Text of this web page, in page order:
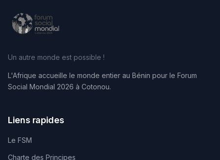
Un autre monde est possible !
L'Afrique accueille le monde entier au Bénin pour le Forum
Social Mondial 2026 à Cotonou.
Liens rapides
Le FSM
Charte des Principes